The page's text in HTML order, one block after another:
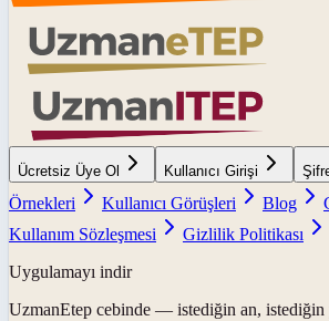
Ücretsiz Üye Ol Kullanıcı Girişi
Örnekleri
Kullanıcı Görüşleri Blog
Kullanım Sözleşmesi
Gizlilik Politikası
Uygulamayı indir
UzmanEtep cebinde — istediğin an, istediğin